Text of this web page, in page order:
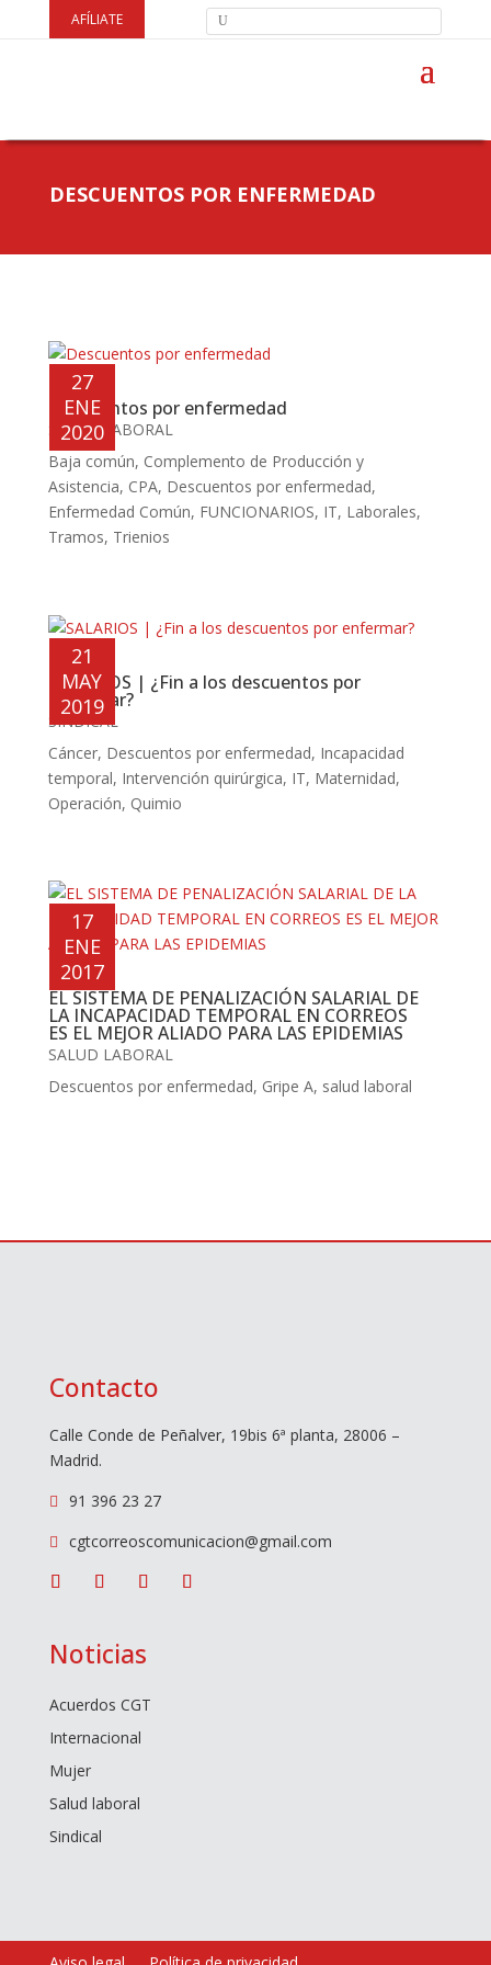
AFÍLIATE
DESCUENTOS POR ENFERMEDAD
Descuentos por enfermedad
27
ENE
2020
SALUD LABORAL
Baja común, Complemento de Producción y
Asistencia, CPA, Descuentos por enfermedad,
Enfermedad Común, FUNCIONARIOS, IT, Laborales,
Tramos, Trienios
SALARIOS | ¿Fin a los descuentos por
enfermar?
21
MAY
2019
SINDICAL
Cáncer, Descuentos por enfermedad, Incapacidad
temporal, Intervención quirúrgica, IT, Maternidad,
Operación, Quimio
EL SISTEMA DE PENALIZACIÓN SALARIAL DE
LA INCAPACIDAD TEMPORAL EN CORREOS
ES EL MEJOR ALIADO PARA LAS EPIDEMIAS
17
ENE
2017
SALUD LABORAL
Descuentos por enfermedad, Gripe A, salud laboral
Contacto
Calle Conde de Peñalver, 19bis 6ª planta, 28006 –
Madrid.
 91 396 23 27
 cgtcorreoscomunicacion@gmail.com
Noticias
Acuerdos CGT
Internacional
Mujer
Salud laboral
Sindical